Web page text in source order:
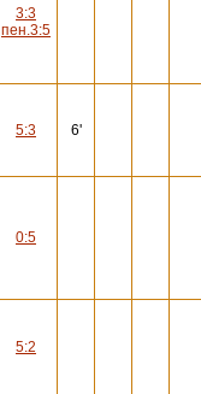
3:3
пен.3:5
5:3 6'
0:5
5:2